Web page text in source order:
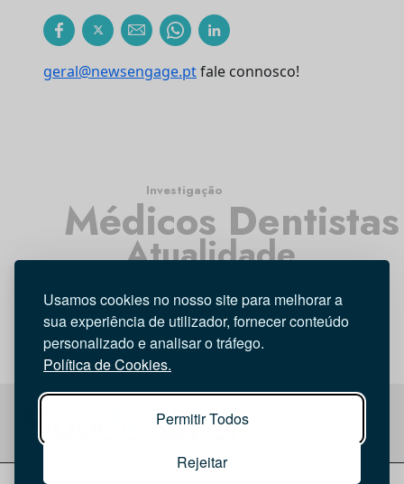
Usamos cookies no nosso site para melhorar a
sua experiência de utilizador, fornecer conteúdo
personalizado e analisar o tráfego.
Política de Cookies.
Permitir Todos
Rejeitar
geral@newsengage.ptfale connosco!
Atualidade
Médicos Dentistas
Entrevista Opinião
Tecnologia
Investigação